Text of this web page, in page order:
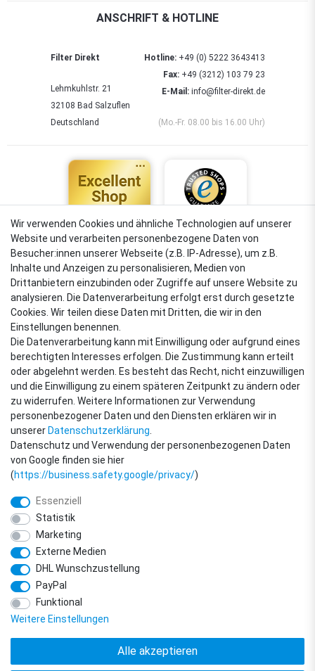
ANSCHRIFT & HOTLINE
Filter Direkt
Lehmkuhlstr. 21
32108 Bad Salzuflen
Deutschland
Hotline:+49 (0) 5222 3643413
Fax:+49 (3212) 103 79 23
E-Mail:info@filter-direkt.de
(Mo.-Fr. 08.00 bis 16.00 Uhr)
4,88
Sehr gut
VERSANDARTEN
ZAHLUNGSARTEN
© Copyright 2018 - 2026 filter-direkt. Alle Rechte vorbehalten. / *Alle Preise
verstehen sich inkl. MwSt. und zzgl. Versandkosten.
Wir verwenden Cookies und ähnliche Technologien auf unserer
Website und verarbeiten personenbezogene Daten von
Besucher:innen unserer Webseite (z.B. IP-Adresse), um z.B.
Inhalte und Anzeigen zu personalisieren, Medien von
Drittanbietern einzubinden oder Zugriffe auf unsere Website zu
analysieren. Die Datenverarbeitung erfolgt erst durch gesetzte
Cookies. Wir teilen diese Daten mit Dritten, die wir in den
Einstellungen benennen.
Die Datenverarbeitung kann mit Einwilligung oder aufgrund eines
berechtigten Interesses erfolgen. Die Zustimmung kann erteilt
oder abgelehnt werden. Es besteht das Recht, nicht einzuwilligen
und die Einwilligung zu einem späteren Zeitpunkt zu ändern oder
zu widerrufen. Weitere Informationen zur Verwendung
personenbezogener Daten und den Diensten erklären wir in
unserer Daten­schutz­erklärung
Datenschutz und Verwendung der personenbezogenen Daten
von Google finden sie hier
(https://business.safety.google/privacy/)
Essenziell
Statistik
Marketing
Externe Medien
DHL Wunschzustellung
PayPal
Funktional
Weitere Einstellungen
Alle akzeptieren